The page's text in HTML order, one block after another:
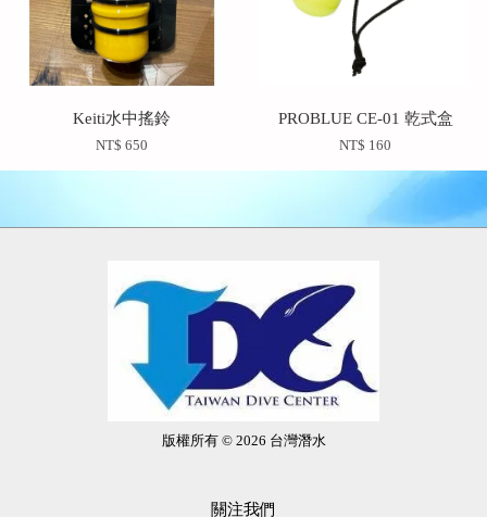
Keiti水中搖鈴
NT$ 650
PROBLUE CE-01 乾式盒
NT$ 160
版權所有 © 2026 台灣潛水
關注我們